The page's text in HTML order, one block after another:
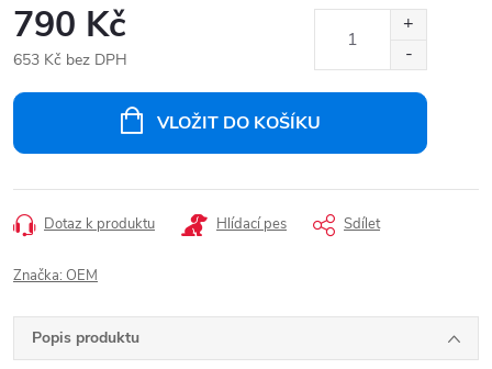
790 Kč
653 Kč bez DPH
VLOŽIT DO KOŠÍKU
Dotaz k produktu Hlídací pes Sdílet
Značka: OEM
Popis produktu